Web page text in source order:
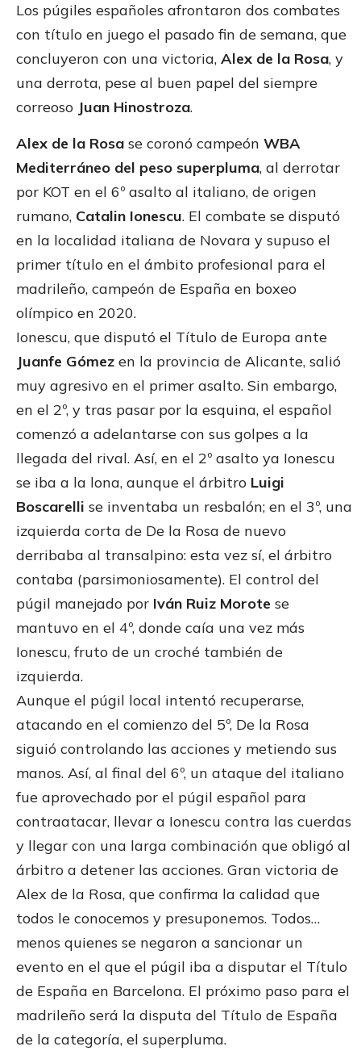
Los púgiles españoles afrontaron dos combates
con título en juego el pasado fin de semana, que
concluyeron con una victoria, Alex de la Rosa, y
una derrota, pese al buen papel del siempre
correoso Juan Hinostroza.
Alex de la Rosa se coronó campeón WBA
Mediterráneo del peso superpluma, al derrotar
por KOT en el 6º asalto al italiano, de origen
rumano, Catalin Ionescu. El combate se disputó
en la localidad italiana de Novara y supuso el
primer título en el ámbito profesional para el
madrileño, campeón de España en boxeo
olímpico en 2020.
Ionescu, que disputó el Título de Europa ante
Juanfe Gómez en la provincia de Alicante, salió
muy agresivo en el primer asalto. Sin embargo,
en el 2º, y tras pasar por la esquina, el español
comenzó a adelantarse con sus golpes a la
llegada del rival. Así, en el 2º asalto ya Ionescu
se iba a la lona, aunque el árbitro Luigi
Boscarelli se inventaba un resbalón; en el 3º, una
izquierda corta de De la Rosa de nuevo
derribaba al transalpino: esta vez sí, el árbitro
contaba (parsimoniosamente). El control del
púgil manejado por Iván Ruiz Morote se
mantuvo en el 4º, donde caía una vez más
Ionescu, fruto de un croché también de
izquierda.
Aunque el púgil local intentó recuperarse,
atacando en el comienzo del 5º, De la Rosa
siguió controlando las acciones y metiendo sus
manos. Así, al final del 6º, un ataque del italiano
fue aprovechado por el púgil español para
contraatacar, llevar a Ionescu contra las cuerdas
y llegar con una larga combinación que obligó al
árbitro a detener las acciones. Gran victoria de
Alex de la Rosa, que confirma la calidad que
todos le conocemos y presuponemos. Todos…
menos quienes se negaron a sancionar un
evento en el que el púgil iba a disputar el Título
de España en Barcelona. El próximo paso para el
madrileño será la disputa del Título de España
de la categoría, el superpluma.